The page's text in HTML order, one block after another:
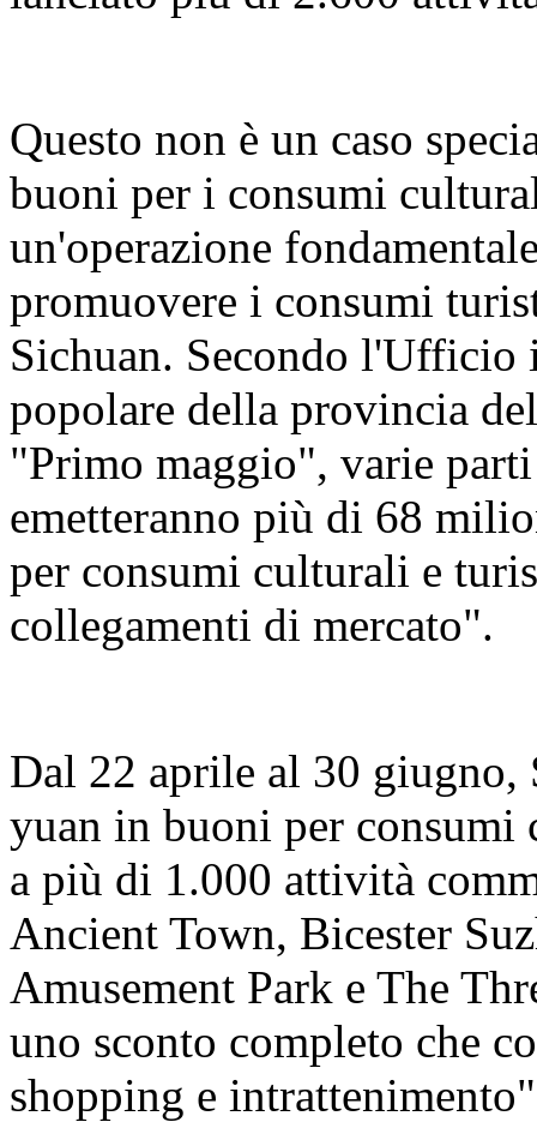
Questo non è un caso
buoni per i consumi
un'operazione
promuovere i consumi
Sichuan. Secondo
popolare della provincia
"Primo maggio", varie
emetteranno più di 68
per consumi culturali e
collegamenti di mercato".
Dal 22 aprile al 30
yuan in buoni per
a più di 1.000 attività
Ancient Town, Bicester
Amusement Park e The
uno sconto completo che
shopping e